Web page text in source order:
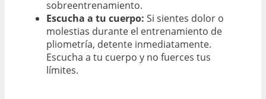
sobreentrenamiento.
Escucha a tu cuerpo: Si sientes dolor o
molestias durante el entrenamiento de
pliometría, detente inmediatamente.
Escucha a tu cuerpo y no fuerces tus
límites.